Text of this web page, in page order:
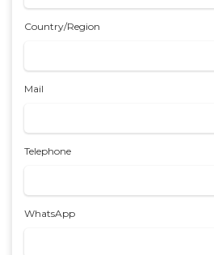
Country/Region
Mail
Telephone
WhatsApp